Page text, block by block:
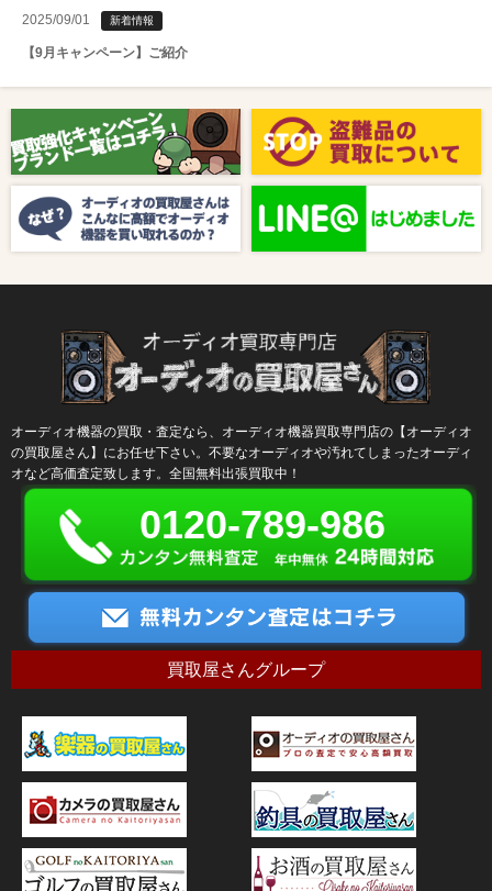
2025/09/01 新着情報
【9月キャンペーン】ご紹介
【8月キャンペーン】ご紹介
2024/10/04 新着情報
【ラジオ番組放送のお知らせ】
オーディオ機器の買取・査定なら、オーディオ機器買取専門店の【オーディオ
の買取屋さん】にお任せ下さい。不要なオーディオや汚れてしまったオーディ
オなど高価査定致します。全国無料出張買取中！
0120-789-986
買取屋さんグループ